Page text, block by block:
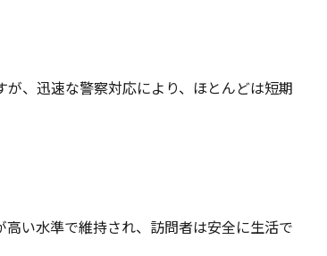
、迅速な警察対応により、ほとんどは短期
い水準で維持され、訪問者は安全に生活で